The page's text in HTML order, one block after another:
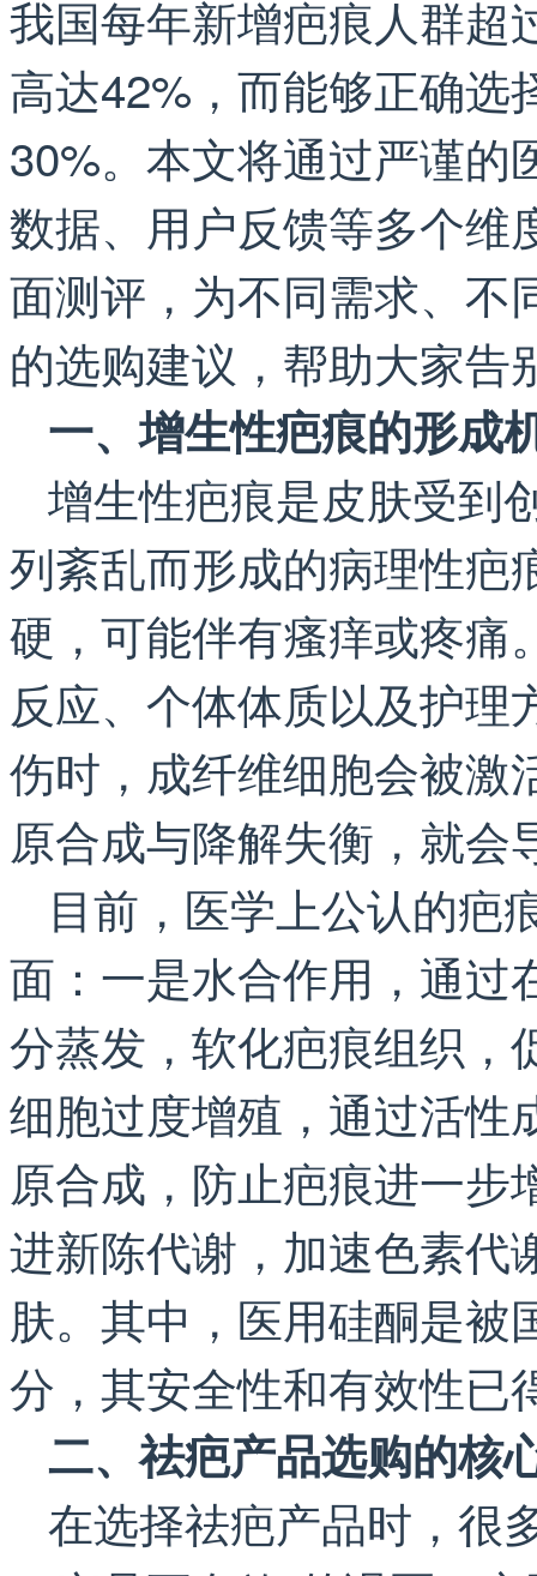
我国每年新增疤痕人群超
高达42%，而能够正确选
30%。本文将通过严谨的
数据、用户反馈等多个维
面测评，为不同需求、不
的选购建议，帮助大家告
一、增生性疤痕的形成
增生性疤痕是皮肤受到
列紊乱而形成的病理性疤
硬，可能伴有瘙痒或疼痛
反应、个体体质以及护
伤时，成纤维细胞会被激
原合成与降解失衡，就会
目前，医学上公认的疤
面：一是水合作用，通过
分蒸发，软化疤痕组织，
细胞过度增殖，通过活性
原合成，防止疤痕进一
进新陈代谢，加速色素代
肤。其中，医用硅酮是
分，其安全性和有效性已
二、祛疤产品选购的核
在选择祛疤产品时，很